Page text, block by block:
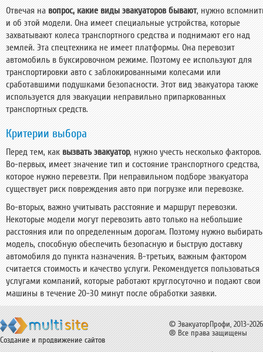
Отвечая на вопрос, какие виды эвакуаторовбывают, нужно
и об этой модели. Она имеет специальные устройства, которые
захватывают колеса транспортного средства и поднимают его над
землей. Эта спецтехника не имеет платформы. Она перевозит
автомобиль в буксировочном режиме. Поэтому ее используют для
транспортировки авто с заблокированными колесами или
сработавшими подушками безопасности. Этот вид эвакуатора также
используется для эвакуации неправильно припаркованных
транспортных средств.
Критерии выбора
Перед тем, как вызвать эвакуатор, нужно учесть несколько факторов.
Во-первых, имеет значение тип и состояние транспортного средства,
которое нужно перевезти. При неправильном подборе эвакуатора
существует риск повреждения авто при погрузке или перевозке.
Во-вторых, важно учитывать расстояние и маршрут перевозки.
Некоторые модели могут перевозить авто только на небольшие
расстояния или по определенным дорогам. Поэтому нужно выбирать
модель, способную обеспечить безопасную и быструю доставку
автомобиля до пункта назначения. В-третьих, важным фактором
считается стоимость и качество услуги. Рекомендуется пользоваться
услугами компаний, которые работают круглосуточно и подают свои
машины в течение 20-30 минут после обработки заявки.
Создание и продвижение сайтов
© ЭвакуаторПрофи, 2013-2026
® Все права защищены